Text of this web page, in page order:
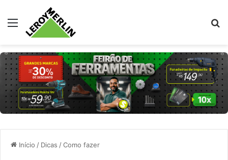
Menu
Início / Dicas /Como fazer